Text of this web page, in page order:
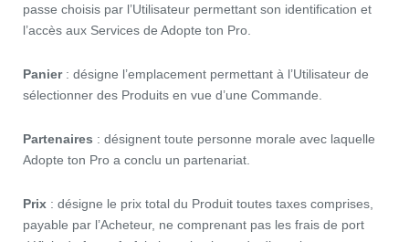
passe choisis par l’Utilisateur permettant son identification et
l’accès aux Services de Adopte ton Pro.
Panier: désigne l’emplacement permettant à l’Utilisateur de
sélectionner des Produits en vue d’une Commande.
Partenaires : désignent toute personne morale avec laquelle
Adopte ton Pro a conclu un partenariat.
Prix : désigne le prix total du Produit toutes taxes comprises,
payable par l’Acheteur, ne comprenant pas les frais de port